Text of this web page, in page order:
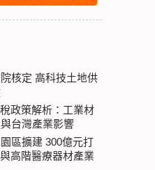
核定 高科技土地供
政策解析：工業材
台灣產業影響
區擴建 300億元打
高階醫療器材產業